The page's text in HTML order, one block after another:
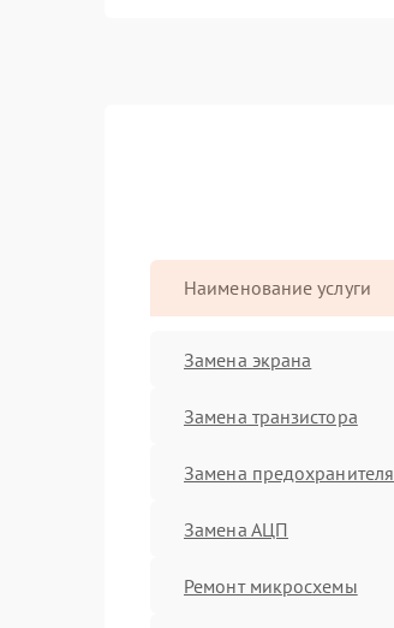
Наименование услуги
Замена экрана
Замена транзистора
Замена предохранителя
Замена АЦП
Ремонт микросхемы